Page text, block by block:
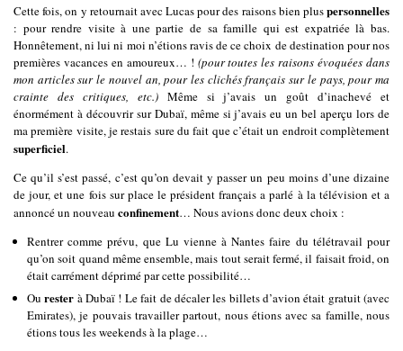
Cette fois, on y retournait avec Lucas pour des raisons bien pluspersonnelles
: pour rendre visite à une partie de sa famille qui est expatriée là bas.
Honnêtement, ni lui ni moi n’étions ravis de ce choix de destination pour nos
premières vacances en amoureux… ! (pour toutes les raisons évoquées dans
mon articles sur le nouvel an, pour les clichés français sur le pays, pour ma
crainte des critiques, etc.)Même si j’avais un goût d’inachevé et
énormément à découvrir sur Dubaï, même si j’avais eu un bel aperçu lors de
ma première visite, je restais sure du fait que c’était un endroit complètement
superficiel.
Ce qu’il s’est passé, c’est qu’on devait y passer un peu moins d’une dizaine
de jour, et une fois sur place le président français a parlé à la télévision et a
annoncé un nouveau confinement… Nous avions donc deux choix :
Rentrer comme prévu, que Lu vienne à Nantes faire du télétravail pour
qu’on soit quand même ensemble, mais tout serait fermé, il faisait froid, on
était carrément déprimé par cette possibilité…
Ourester à Dubaï ! Le fait de décaler les billets d’avion était gratuit (avec
Emirates), je pouvais travailler partout, nous étions avec sa famille, nous
étions tous les weekends à la plage…